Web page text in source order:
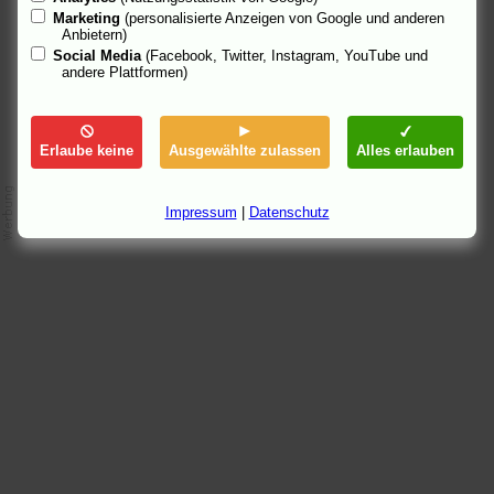
14.9.05 19:51, aktualisiert: 26.10.05 23:48
Marketing (personalisierte Anzeigen von Google und anderen
Anbietern)
Social Media (Facebook, Twitter, Instagram, YouTube und
andere Plattformen)
Erlaube keine Ausgewählte zulassen Alles erlauben
Impressum Datenschutz